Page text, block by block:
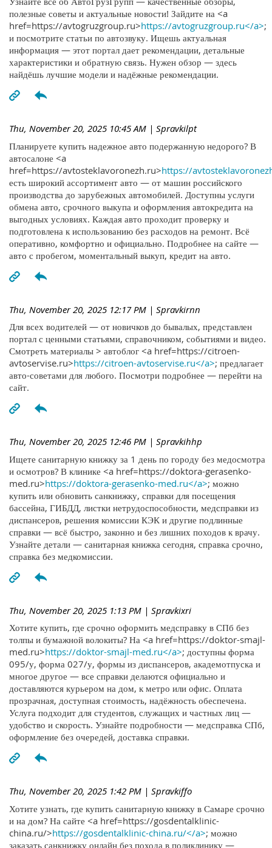
полезные советы и актуальные новости! Зайдите на <a
href=https://avtogruzgroup.ru>https://avtogruzgroup.ru</a>;
и посмотрите статьи по автозвуку. Ищешь актуальная
информация — этот портал дает рекомендации, детальные
характеристики и обратную связь. Нужен обзор — здесь
найдёшь лучшие модели и надёжные рекомендации.
Thu, November 20, 2025 10:45 AM | Spravkilpt
Планируете купить надежное авто подержанную недорого? В
автосалоне <a
href=https://avtosteklavoronezh.ru>https://
есть широкий ассортимент авто — от машин российского
производства до зарубежных автомобилей. Доступны услуги
обмена авто, срочного выкупа и оформления автокредита на
выгодных условиях. Каждая авто проходит проверку и
подготовлена к использованию без расходов на ремонт. Всё
оперативно, комфортно и официально. Подробнее на сайте —
авто с пробегом, моментальный выкуп, кредит на авто.
Thu, November 20, 2025 12:17 PM | Spravkirnn
Для всех водителей — от новичков до бывалых, представлен
портал с ценными статьями, справочником, событиями и видео.
Смотреть материалы > автоблог <a href=https://citroen-
avtoservise.ru>https://citroen-avtoservise.ru</a>; предлагает
авто-советами для любого. Посмотри подробнее — перейти на
сайт.
Thu, November 20, 2025 12:46 PM | Spravkihhp
Ищете санитарную книжку за 1 день по городу без медосмотра
и осмотров? В клинике <a href=https://doktora-gerasenko-
med.ru>https://doktora-gerasenko-med.ru</a>; можно
купить или обновить санкнижку, справки для посещения
бассейна, ГИБДД, листки нетрудоспособности, медсправки из
диспансеров, решения комиссии КЭК и другие подлинные
справки — всё быстро, законно и без лишних походов к врачу.
Узнайте детали — санитарная книжка сегодня, справка срочно,
справка без медкомиссии.
Thu, November 20, 2025 1:13 PM | Spravkixri
Хотите купить, где срочно оформить медсправку в СПб без
толпы и бумажной волокиты? На <a href=https://doktor-smajl-
med.ru>https://doktor-smajl-med.ru</a>; доступны форма
095/у, форма 027/у, формы из диспансеров, академотпуска и
многое другое — все справки делаются официально и
доставляются курьером на дом, к метро или офис. Оплата
прозрачная, доступная стоимость, надёжность обеспечена.
Услуга подходит для студентов, служащих и частных лиц —
удобство и скорость. Узнайте подробности — медсправка СПб,
оформление без очередей, доставка справки.
Thu, November 20, 2025 1:42 PM | Spravkiffo
Хотите узнать, где купить санитарную книжку в Самаре срочно
и на дом? На сайте <a href=https://gosdentalklinic-
china.ru/>https://gosdentalklinic-china.ru/</a>; можно
заказать санкнижку онлайн без похода в поликлинику —